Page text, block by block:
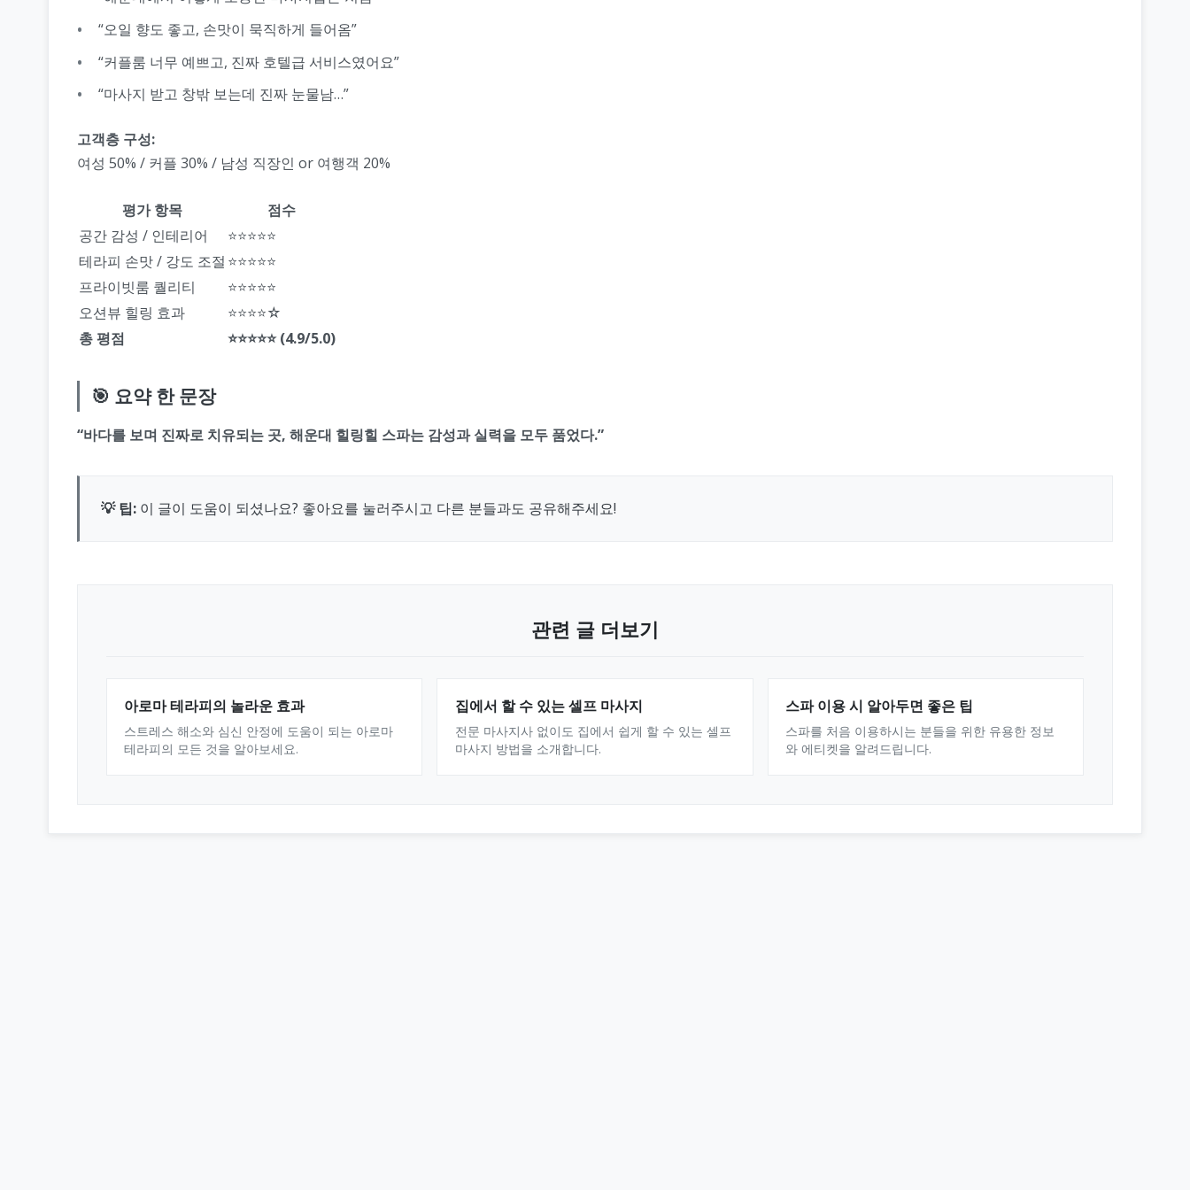
“오일 향도 좋고, 손맛이 묵직하게 들어옴”
“커플룸 너무 예쁘고, 진짜 호텔급 서비스였어요”
“마사지 받고 창밖 보는데 진짜 눈물남…”
고객층 구성:
여성 50% / 커플 30% / 남성 직장인 or 여행객 20%
평가 항목
점수
공간 감성 / 인테리어
⭐⭐⭐⭐⭐
테라피 손맛 / 강도 조절 ⭐⭐⭐⭐⭐
프라이빗룸 퀄리티
⭐⭐⭐⭐⭐
오션뷰 힐링 효과
⭐⭐⭐⭐☆
총 평점
⭐⭐⭐⭐⭐ (4.9/5.0)
🎯 요약 한 문장
“바다를 보며 진짜로 치유되는 곳, 해운대 힐링힐 스파는 감성과 실력을 모두 품었다.”
💡 팁: 이 글이 도움이 되셨나요? 좋아요를 눌러주시고 다른 분들과도 공유해주세요!
관련 글 더보기
아로마 테라피의 놀라운 효과
스트레스 해소와 심신 안정에 도움이 되는 아로마
테라피의 모든 것을 알아보세요.
집에서 할 수 있는 셀프 마사지
전문 마사지사 없이도 집에서 쉽게 할 수 있는 셀프
마사지 방법을 소개합니다.
스파 이용 시 알아두면 좋은 팁
스파를 처음 이용하시는 분들을 위한 유용한 정보
와 에티켓을 알려드립니다.